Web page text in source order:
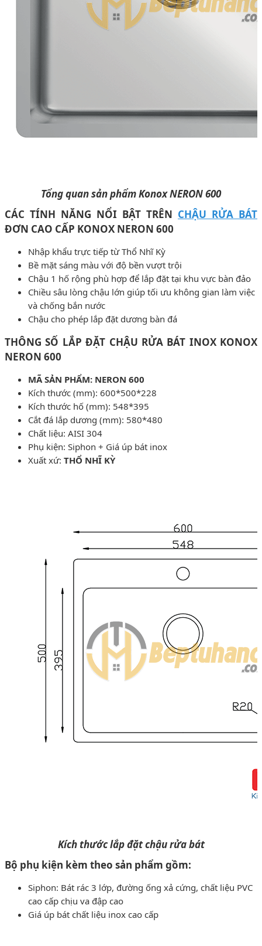
Tổng quan sản phẩm Konox NERON 600
CÁC TÍNH NĂNG NỔI BẬT TRÊN CHẬU RỬA BÁT
ĐƠN CAO CẤP KONOX NERON 600
Nhập khẩu trực tiếp từ Thổ Nhĩ Kỳ
Bề mặt sáng màu với độ bền vượt trội
Chậu 1 hố rộng phù hợp để lắp đặt tại khu vực bàn đảo
Chiều sâu lòng chậu lớn giúp tối ưu không gian làm việc
và chống bắn nước
Chậu cho phép lắp đặt dương bàn đá
THÔNG SỐ LẮP ĐẶT CHẬU RỬA BÁT INOX KONOX
NERON 600
MÃ SẢN PHẨM: NERON 600
Kích thước (mm): 600*500*228
Kích thước hố (mm): 548*395
Cắt đá lắp dương (mm): 580*480
Chất liệu: AISI 304
Phụ kiện: Siphon + Giá úp bát inox
Xuất xứ: THỔ NHĨ KỲ
Kích thước lắp đặt chậu rửa bát
Bộ phụ kiện kèm theo sản phẩm gồm:
Siphon: Bát rác 3 lớp, đường ống xả cứng, chất liệu PVC
cao cấp chịu va đập cao
Giá úp bát chất liệu inox cao cấp